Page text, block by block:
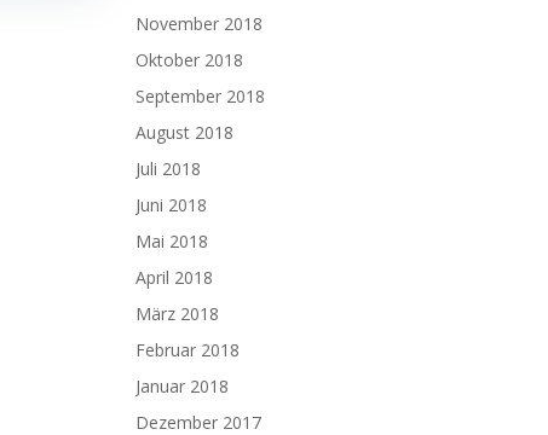
November 2018
Oktober 2018
September 2018
August 2018
Juli 2018
Juni 2018
Mai 2018
April 2018
März 2018
Februar 2018
Januar 2018
Dezember 2017